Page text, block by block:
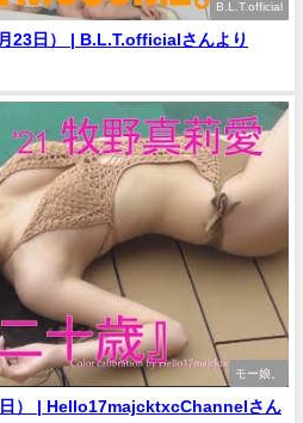
B.L.T.official
23日） | B.L.T.officialさんより
モー娘。
） | Hello17majcktxcChannelさん